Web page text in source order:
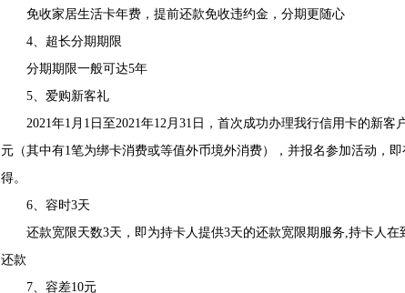
免收家居生活卡年费，提前还款免收违约金，分期更随心
4、超长分期期限
分期期限一般可达5年
5、爱购新客礼
2021年1月1日至2021年12月31日，首次成功办理我行信用卡的新客
元（其中有1笔为绑卡消费或等值外币境外消费），并报名参加活动，
得。
6、容时3天
还款宽限天数3天，即为持卡人提供3天的还款宽限期服务,持卡人在
还款
7、容差10元